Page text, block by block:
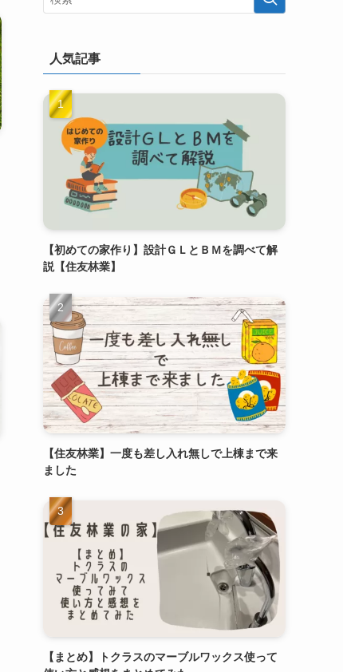
人気記事
【初めての家作り】設計ＧＬとＢＭを調べて解
説【住友林業】
【住友林業】一度も差し入れ無しで上棟まで来
ました
【まとめ】トクラスのマーブルワックス使って